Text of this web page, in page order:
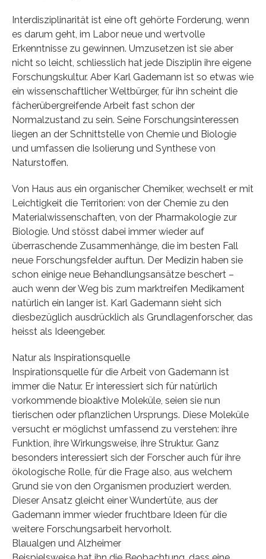
Interdisziplinarität ist eine oft gehörte Forderung, wenn
es darum geht, im Labor neue und wertvolle
Erkenntnisse zu gewinnen. Umzusetzen ist sie aber
nicht so leicht, schliesslich hat jede Disziplin ihre eigene
Forschungskultur. Aber Karl Gademann ist so etwas wie
ein wissenschaftlicher Weltbürger, für ihn scheint die
fächerübergreifende Arbeit fast schon der
Normalzustand zu sein. Seine Forschungsinteressen
liegen an der Schnittstelle von Chemie und Biologie
und umfassen die Isolierung und Synthese von
Naturstoffen.
Von Haus aus ein organischer Chemiker, wechselt er mit
Leichtigkeit die Territorien: von der Chemie zu den
Materialwissenschaften, von der Pharmakologie zur
Biologie. Und stösst dabei immer wieder auf
überraschende Zusammenhänge, die im besten Fall
neue Forschungsfelder auftun. Der Medizin haben sie
schon einige neue Behandlungsansätze beschert –
auch wenn der Weg bis zum marktreifen Medikament
natürlich ein langer ist. Karl Gademann sieht sich
diesbezüglich ausdrücklich als Grundlagenforscher, das
heisst als Ideengeber.
Natur als Inspirationsquelle
Inspirationsquelle für die Arbeit von Gademann ist
immer die Natur. Er interessiert sich für natürlich
vorkommende bioaktive Moleküle, seien sie nun
tierischen oder pflanzlichen Ursprungs. Diese Moleküle
versucht er möglichst umfassend zu verstehen: ihre
Funktion, ihre Wirkungsweise, ihre Struktur. Ganz
besonders interessiert sich der Forscher auch für ihre
ökologische Rolle, für die Frage also, aus welchem
Grund sie von den Organismen produziert werden.
Dieser Ansatz gleicht einer Wundertüte, aus der
Gademann immer wieder fruchtbare Ideen für die
weitere Forschungsarbeit hervorholt.
Blaualgen und Alzheimer